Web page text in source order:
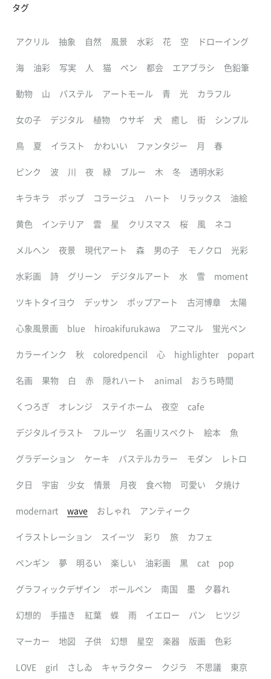
タグ
アクリル 抽象 自然 風景 水彩 花 空 ドローイング
海 油彩 写実 人 猫 ペン 都会 エアブラシ 色鉛筆
動物 山 パステル アートモール 青 光 カラフル
女の子 デジタル 植物 ウサギ 犬 癒し 街 シンプル
鳥 夏 イラスト かわいい ファンタジー 月 春
ピンク 波 川 夜 緑 ブルー 木 冬 透明水彩
キラキラ ポップ コラージュ ハート リラックス 油絵
黄色 インテリア 雲 星 クリスマス 桜 風 ネコ
メルヘン 夜景 現代アート 森 男の子 モノクロ 光彩
水彩画 詩 グリーン デジタルアート 水 雪 moment
ツキトタイヨウ デッサン ポップアート 古河博章 太陽
心象風景画 blue hiroakifurukawa アニマル 蛍光ペン
カラーインク 秋 coloredpencil 心 highlighter popart
名画 果物 白 赤 隠れハート animal おうち時間
くつろぎ オレンジ ステイホーム 夜空 cafe
デジタルイラスト フルーツ 名画リスペクト 絵本 魚
グラデーション ケーキ パステルカラー モダン レトロ
夕日 宇宙 少女 情景 月夜 食べ物 可愛い 夕焼け
modernart wave おしゃれ アンティーク
イラストレーション スイーツ 彩り 旅 カフェ
ペンギン 夢 明るい 楽しい 油彩画 黒 cat pop
グラフィックデザイン ボールペン 南国 墨 夕暮れ
幻想的 手描き 紅葉 蝶 雨 イエロー パン ヒツジ
マーカー 地図 子供 幻想 星空 楽器 版画 色彩
LOVE girl さしゐ キャラクター クジラ 不思議 東京